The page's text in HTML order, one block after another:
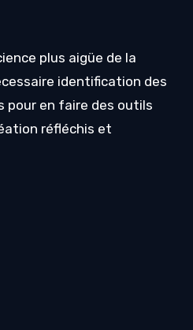
plus aigüe de la
identification des
pour en faire des outils
réfléchis et